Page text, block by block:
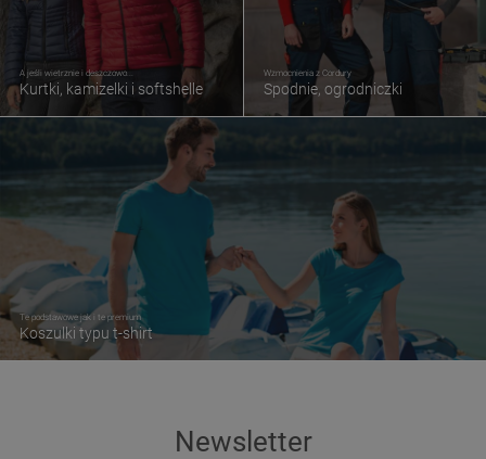
Te podstawowe jak i te premium
Koszulki typu t-shirt
A jeśli wietrznie i deszczowo...
Kurtki, kamizelki i softshelle
Wzmocnienia z Cordury
Spodnie, ogrodniczki
Newsletter